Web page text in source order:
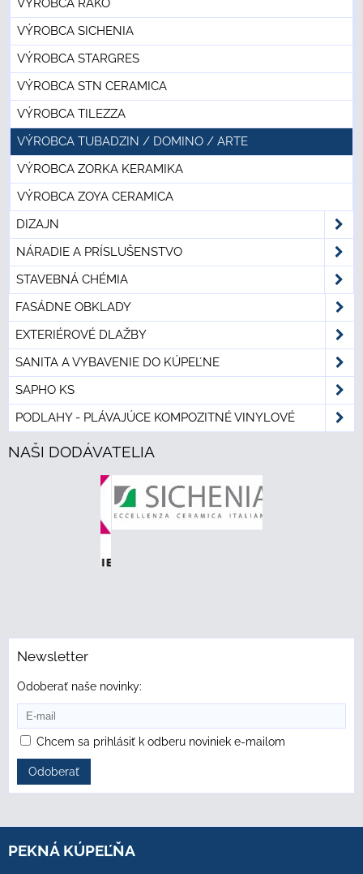
VÝROBCA RAKO
VÝROBCA SICHENIA
VÝROBCA STARGRES
VÝROBCA STN CERAMICA
VÝROBCA TILEZZA
VÝROBCA TUBADZIN / DOMINO / ARTE
VÝROBCA ZORKA KERAMIKA
VÝROBCA ZOYA CERAMICA
DIZAJN
NÁRADIE A PRÍSLUŠENSTVO
STAVEBNÁ CHÉMIA
FASÁDNE OBKLADY
EXTERIÉROVÉ DLAŽBY
SANITA A VYBAVENIE DO KÚPEĽNE
SAPHO KS
PODLAHY - PLÁVAJÚCE KOMPOZITNÉ VINYLOVÉ
NAŠI DODÁVATELIA
Newsletter
Odoberať naše novinky:
Chcem sa prihlásiť k odberu noviniek e-mailom
Odoberať
PEKNÁ KÚPEĽŇA